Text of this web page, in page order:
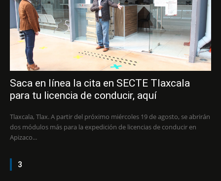
Saca en línea la cita en SECTE Tlaxcala
para tu licencia de conducir, aquí
Tlaxcala, Tlax. A partir del próximo miércoles 19 de agosto, se abrirán
dos módulos más para la expedición de licencias de conducir en
Apizaco...
3